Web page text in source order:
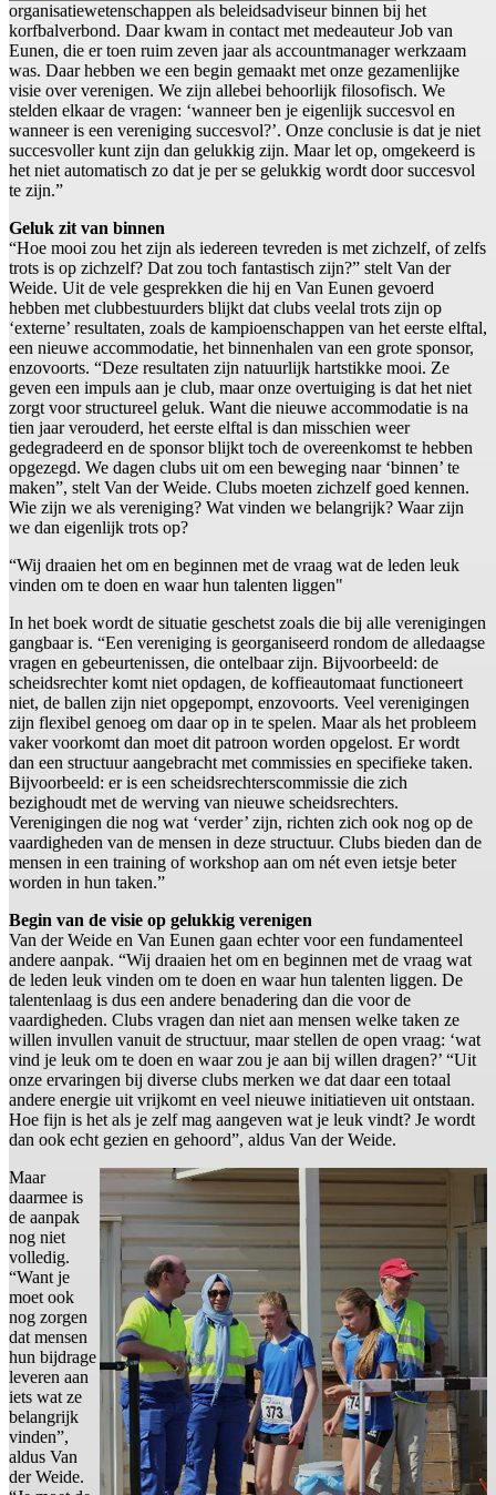
organisatiewetenschappen als beleidsadviseur binnen bij het
korfbalverbond. Daar kwam in contact met medeauteur Job van
Eunen, die er toen ruim zeven jaar als accountmanager werkzaam
was. Daar hebben we een begin gemaakt met onze gezamenlijke
visie over verenigen. We zijn allebei behoorlijk filosofisch. We
stelden elkaar de vragen: ‘wanneer ben je eigenlijk succesvol en
wanneer is een vereniging succesvol?’. Onze conclusie is dat je niet
succesvoller kunt zijn dan gelukkig zijn. Maar let op, omgekeerd is
het niet automatisch zo dat je per se gelukkig wordt door succesvol
te zijn.”
Geluk zit van binnen
“Hoe mooi zou het zijn als iedereen tevreden is met zichzelf, of zelfs
trots is op zichzelf? Dat zou toch fantastisch zijn?” stelt Van der
Weide. Uit de vele gesprekken die hij en Van Eunen gevoerd
hebben met clubbestuurders blijkt dat clubs veelal trots zijn op
‘externe’ resultaten, zoals de kampioenschappen van het eerste elftal,
een nieuwe accommodatie, het binnenhalen van een grote sponsor,
enzovoorts. “Deze resultaten zijn natuurlijk hartstikke mooi. Ze
geven een impuls aan je club, maar onze overtuiging is dat het niet
zorgt voor structureel geluk. Want die nieuwe accommodatie is na
tien jaar verouderd, het eerste elftal is dan misschien weer
gedegradeerd en de sponsor blijkt toch de overeenkomst te hebben
opgezegd. We dagen clubs uit om een beweging naar ‘binnen’ te
maken”, stelt Van der Weide. Clubs moeten zichzelf goed kennen.
Wie zijn we als vereniging? Wat vinden we belangrijk? Waar zijn
we dan eigenlijk trots op?
“Wij draaien het om en beginnen met de vraag wat de leden leuk
vinden om te doen en waar hun talenten liggen"
In het boek wordt de situatie geschetst zoals die bij alle verenigingen
gangbaar is. “Een vereniging is georganiseerd rondom de alledaagse
vragen en gebeurtenissen, die ontelbaar zijn. Bijvoorbeeld: de
scheidsrechter komt niet opdagen, de koffieautomaat functioneert
niet, de ballen zijn niet opgepompt, enzovoorts. Veel verenigingen
zijn flexibel genoeg om daar op in te spelen. Maar als het probleem
vaker voorkomt dan moet dit patroon worden opgelost. Er wordt
dan een structuur aangebracht met commissies en specifieke taken.
Bijvoorbeeld: er is een scheidsrechterscommissie die zich
bezighoudt met de werving van nieuwe scheidsrechters.
Verenigingen die nog wat ‘verder’ zijn, richten zich ook nog op de
vaardigheden van de mensen in deze structuur. Clubs bieden dan de
mensen in een training of workshop aan om nét even ietsje beter
worden in hun taken.”
Begin van de visie op gelukkig verenigen
Van der Weide en Van Eunen gaan echter voor een fundamenteel
andere aanpak. “Wij draaien het om en beginnen met de vraag wat
de leden leuk vinden om te doen en waar hun talenten liggen. De
talentenlaag is dus een andere benadering dan die voor de
vaardigheden. Clubs vragen dan niet aan mensen welke taken ze
willen invullen vanuit de structuur, maar stellen de open vraag: ‘wat
vind je leuk om te doen en waar zou je aan bij willen dragen?’ “Uit
onze ervaringen bij diverse clubs merken we dat daar een totaal
andere energie uit vrijkomt en veel nieuwe initiatieven uit ontstaan.
Hoe fijn is het als je zelf mag aangeven wat je leuk vindt? Je wordt
dan ook echt gezien en gehoord”, aldus Van der Weide.
Maar
daarmee is
de aanpak
nog niet
volledig.
“Want je
moet ook
nog zorgen
dat mensen
hun bijdrage
leveren aan
iets wat ze
belangrijk
vinden”,
aldus Van
der Weide.